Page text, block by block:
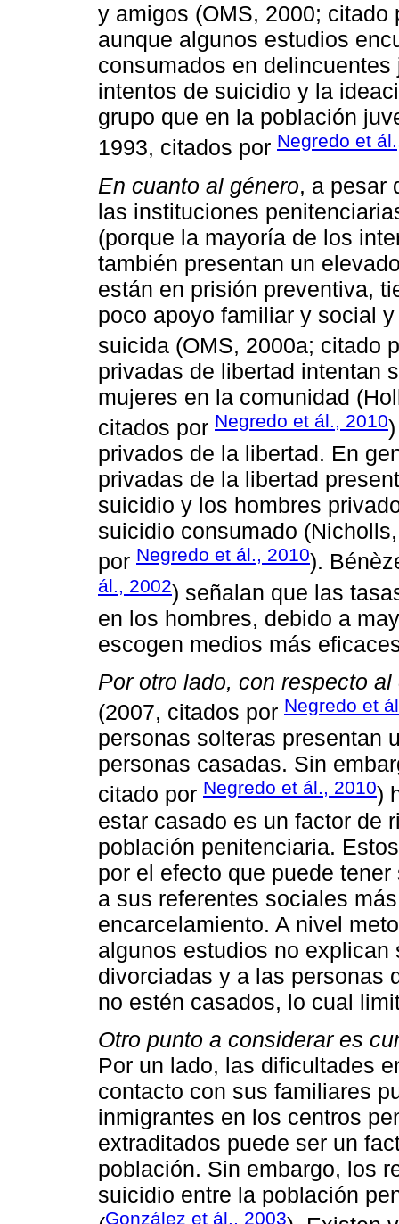
y amigos (OMS, 2000; citado
aunque algunos estudios
consumados en
intentos de suicidio y la
grupo que en la población
1993, citados por Negredo et
En cuanto al género, a pesar
las instituciones
(porque la mayoría de los
también presentan un
están en prisión preventiva,
poco apoyo familiar y social
suicida (OMS, 2000a; citado
privadas de libertad intentan
mujeres en la comunidad
citados por Negredo et ál., 2010
privados de la libertad. En
privadas de la libertad
suicidio y los hombres
suicidio consumado
por Negredo et ál., 2010).
ál., 2002) señalan que las
en los hombres, debido a
escogen medios más
Por otro lado, con respecto
(2007, citados por Negredo et
personas solteras presentan
personas casadas. Sin
citado por Negredo et ál., 2010)
estar casado es un factor de
población penitenciaria.
por el efecto que puede
a sus referentes sociales
encarcelamiento. A nivel
algunos estudios no
divorciadas y a las personas
no estén casados, lo cual
Otro punto a considerar es
Por un lado, las dificultades
contacto con sus familiares
inmigrantes en los centros
extraditados puede ser un
población. Sin embargo, los
suicidio entre la población
González et ál., 2003